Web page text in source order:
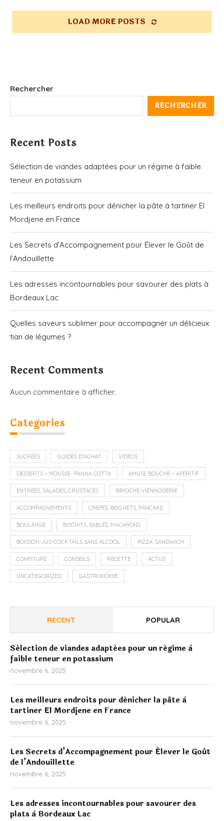
LOAD MORE POSTS
Rechercher
RECHERCHER
Recent Posts
Sélection de viandes adaptées pour un régime à faible
teneur en potassium
Les meilleurs endroits pour dénicher la pâte à tartiner El
Mordjene en France
Les Secrets d’Accompagnement pour Élever le Goût de
l’Andouillette
Les adresses incontournables pour savourer des plats à
Bordeaux Lac
Quelles saveurs sublimer pour accompagner un délicieux
tian de légumes ?
Recent Comments
Aucun commentaire à afficher.
Categories
SUCRÉES GUIDES D'ACHAT VIDEOS
DESSERTS – MOUSSE- PANNA COTTA AMUSE BOUCHE – APERITIF
ENTREES, SALADES, CRUSTACES BRIOCHE-VIENNOISERIE
ACCOMPAGNEMENTS CREPES, BEIGNETS, PANCAKE
BOULANGE BISCUITS, SABLÉS, MACARONS
BOISSON-JUS-COCKTAILS SANS ALCOOL PIZZA, SANDWICH
CONFITURE CONSEILS RECETTE ACTUS
UNCATEGORIZED GASTRONOMIE
RECENT POPULAR
Sélection de viandes adaptées pour un régime à
faible teneur en potassium
novembre 6, 2025
Les meilleurs endroits pour dénicher la pâte à
tartiner El Mordjene en France
novembre 6, 2025
Les Secrets d’Accompagnement pour Élever le Goût
de l’Andouillette
novembre 6, 2025
Les adresses incontournables pour savourer des
plats à Bordeaux Lac